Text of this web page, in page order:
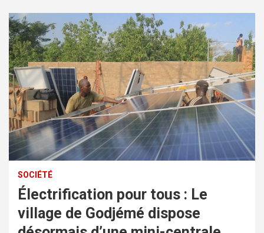
SOCIÉTÉ
Électrification pour tous : Le
village de Godjémé dispose